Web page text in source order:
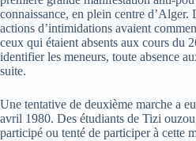
connaissance, en plein centre
actions d’intimidations avaient
ceux qui étaient absents aux cours du
identifier les meneurs, toute absence
suite.
Une tentative de deuxième marche a
avril 1980. Des étudiants de Tizi
participé ou tenté de participer à cette